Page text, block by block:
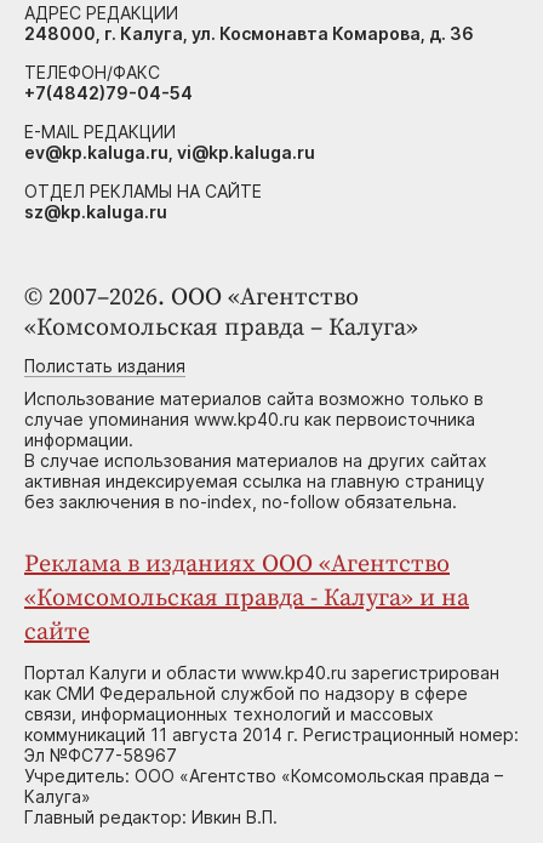
© 2007–2026. ООО «Агентство
«Комсомольская правда – Калуга»
Полистать издания
Использование материалов сайта возможно только в
случае упоминания www.kp40.ru как первоисточника
информации.
В случае использования материалов на других сайтах
активная индексируемая ссылка на главную страницу
без заключения в no-index, no-follow обязательна.
Реклама в изданиях ООО «Агентство
«Комсомольская правда - Калуга» и на
сайте
Портал Калуги и области www.kp40.ru зарегистрирован
как СМИ Федеральной службой по надзору в сфере
связи, информационных технологий и массовых
коммуникаций 11 августа 2014 г. Регистрационный номер:
Эл №ФС77-58967
Учредитель: ООО «Агентство «Комсомольская правда –
Калуга»
Главный редактор: Ивкин В.П.
АДРЕС РЕДАКЦИИ
248000, г. Калуга, ул. Космонавта Комарова, д. 36
ТЕЛЕФОН/ФАКС
+7(4842)79-04-54
E-MAIL РЕДАКЦИИ
ev@kp.kaluga.ru, vi@kp.kaluga.ru
ОТДЕЛ РЕКЛАМЫ НА САЙТЕ
sz@kp.kaluga.ru